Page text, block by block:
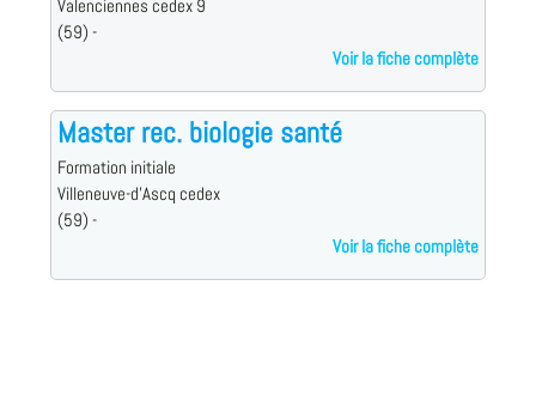
Valenciennes cedex 9
(59) -
Voir la fiche complète
Master rec. biologie santé
Formation initiale
Villeneuve-d'Ascq cedex
(59) -
Voir la fiche complète